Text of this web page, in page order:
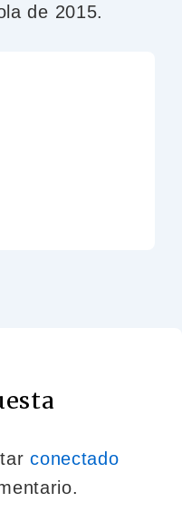
de 2015.
conectado